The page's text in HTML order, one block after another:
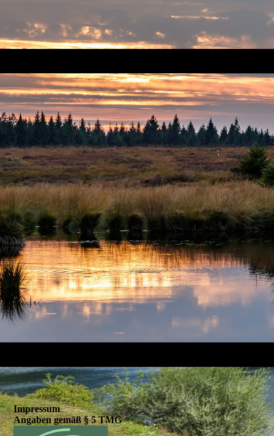
Impressum
Angaben gemäß § 5 TMG